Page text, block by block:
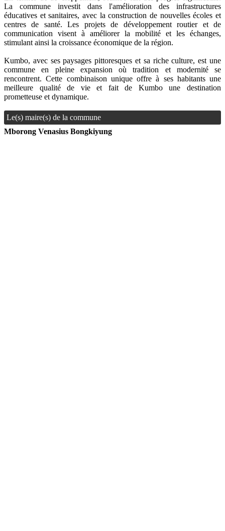
La commune investit dans l'amélioration des infrastructures
éducatives et sanitaires, avec la construction de nouvelles écoles et
centres de santé. Les projets de développement routier et de
communication visent à améliorer la mobilité et les échanges,
stimulant ainsi la croissance économique de la région.
Kumbo, avec ses paysages pittoresques et sa riche culture, est une
commune en pleine expansion où tradition et modernité se
rencontrent. Cette combinaison unique offre à ses habitants une
meilleure qualité de vie et fait de Kumbo une destination
prometteuse et dynamique.
Le(s) maire(s) de la commune
Mborong Venasius Bongkiyung